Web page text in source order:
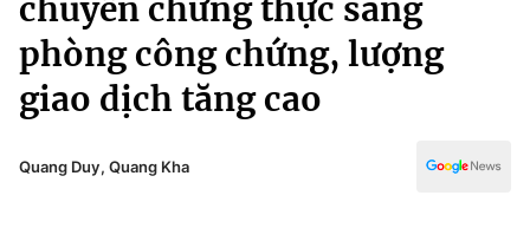
Chính trị
Xã hội
Pháp luật
Thể thao
Truyền hình
Văn hóa - Giải trí
Y tế
Công nghệ
chuyển chứng thực sang
phòng công chứng, lượng
giao dịch tăng cao
Quang Duy, Quang Kha